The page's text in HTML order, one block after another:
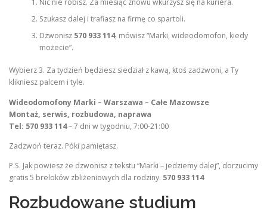
Nic nie robisz. Za miesiąc znowu wkurzysz się na kuriera.
Szukasz dalej i trafiasz na firmę co spartoli.
Dzwonisz 570 933 114, mówisz “Marki, wideodomofon, kiedy
możecie”.
Wybierz 3. Za tydzień będziesz siedział z kawą, ktoś zadzwoni, a Ty
klikniesz palcem i tyle.
Wideodomofony Marki – Warszawa – Całe Mazowsze
Montaż, serwis, rozbudowa, naprawa
Tel: 570 933 114– 7 dni w tygodniu, 7:00-21:00
Zadzwoń teraz. Póki pamiętasz.
P.S. Jak powiesz że dzwonisz z tekstu “Marki – jedziemy dalej”, dorzucimy
gratis 5 breloków zbliżeniowych dla rodziny. 570 933 114
Rozbudowane studium